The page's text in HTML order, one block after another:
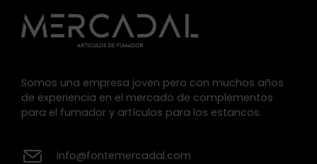
Somos una empresa joven pero con muchos años
de experiencia en el mercado de complementos
para el fumador y artículos para los estancos.
info@fontemercadal.com